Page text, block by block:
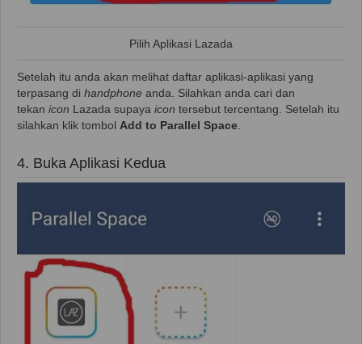
Pilih Aplikasi Lazada
Setelah itu anda akan melihat daftar aplikasi-aplikasi yang
terpasang di handphone anda. Silahkan anda cari dan
tekan icon Lazada supaya icon tersebut tercentang. Setelah itu
silahkan klik tombol Add to Parallel Space.
4. Buka Aplikasi Kedua